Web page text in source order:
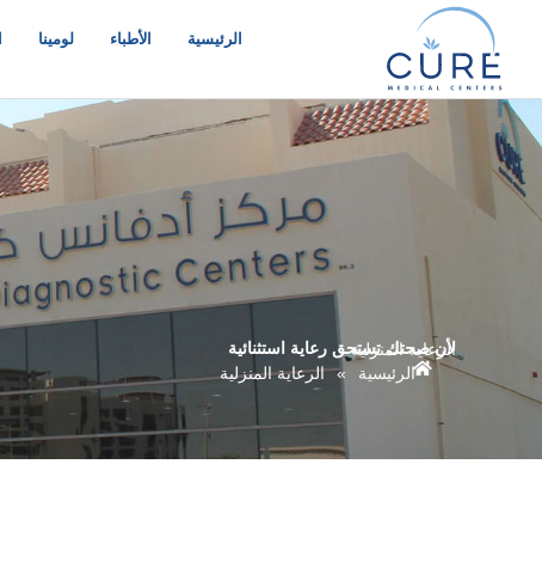
المحتوى
الرئيسية الأطباء لومينا
الرعاية المنزلية
لأن صحتك تستحق رعاية استثنائية
الرئيسية
» الرعاية المنزلية